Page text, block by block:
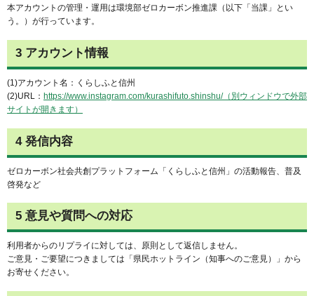
本アカウントの管理・運用は環境部ゼロカーボン推進課（以下「当課」とい
う。）が行っています。
3 アカウント情報
(1)アカウント名：くらしふと信州
(2)URL： https://www.instagram.com/kurashifuto.shinshu/（別ウィンドウで外部
サイトが開きます）
4 発信内容
ゼロカーボン社会共創プラットフォーム「くらしふと信州」の活動報告、普及
啓発など
5 意見や質問への対応
利用者からのリプライに対しては、原則として返信しません。
ご意見・ご要望につきましては「県民ホットライン（知事へのご意見）」から
お寄せください。